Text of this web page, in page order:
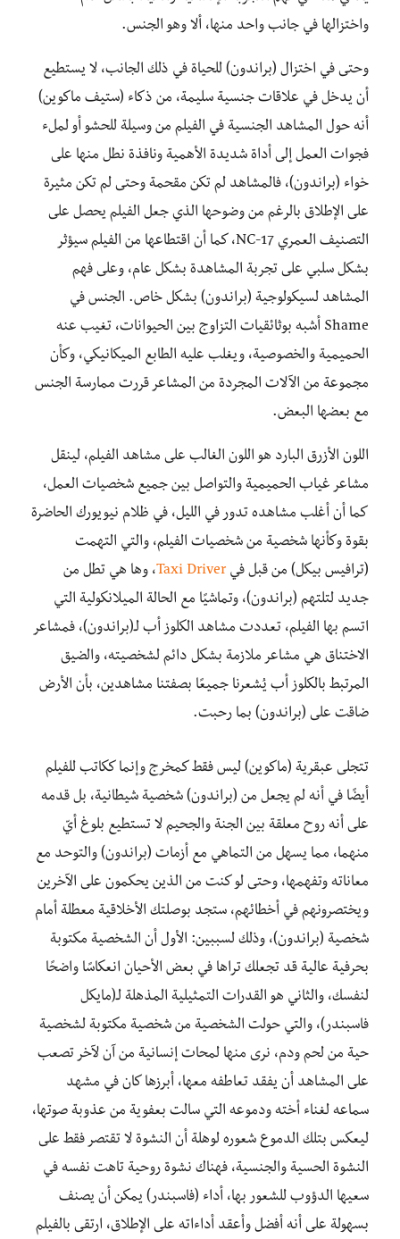
واختزالها في جانب واحد منها، ألا وهو الجنس.
وحتى في اختزال (براندون) للحياة في ذلك الجانب، لا يستطيع
أن يدخل في علاقات جنسية سليمة، من ذكاء (ستيف ماكوين)
أنه حول المشاهد الجنسية في الفيلم من وسيلة للحشو أو لملء
فجوات العمل إلى أداة شديدة الأهمية ونافذة نطل منها على
خواء (براندون)، فالمشاهد لم تكن مقحمة وحتى لم تكن مثيرة
على الإطلاق بالرغم من وضوحها الذي جعل الفيلم يحصل على
التصنيف العمري NC-17، كما أن اقتطاعها من الفيلم سيؤثر
بشكل سلبي على تجربة المشاهدة بشكل عام، وعلى فهم
المشاهد لسيكولوجية (براندون) بشكل خاص. الجنس في
Shame أشبه بوثائقيات التزاوج بين الحيوانات، تغيب عنه
الحميمية والخصوصية، ويغلب عليه الطابع الميكانيكي، وكأن
مجموعة من الآلات المجردة من المشاعر قررت ممارسة الجنس
مع بعضها البعض.
اللون الأزرق البارد هو اللون الغالب على مشاهد الفيلم، لينقل
مشاعر غياب الحميمية والتواصل بين جميع شخصيات العمل،
كما أن أغلب مشاهده تدور في الليل، في ظلام نيويورك الحاضرة
بقوة وكأنها شخصية من شخصيات الفيلم، والتي التهمت
(ترافيس بيكل) من قبل في Taxi Driver، وها هي تطل من
جديد لتلتهم (براندون)، وتماشيًا مع الحالة الميلانكولية التي
اتسم بها الفيلم، تعددت مشاهد الكلوز أب لـ(براندون)، فمشاعر
الاختناق هي مشاعر ملازمة بشكل دائم لشخصيته، والضيق
المرتبط بالكلوز أب يُشعرنا جميعًا بصفتنا مشاهدين، بأن الأرض
ضاقت على (براندون) بما رحبت.
تتجلى عبقرية (ماكوين) ليس فقط كمخرج وإنما ككاتب للفيلم
أيضًا في أنه لم يجعل من (براندون) شخصية شيطانية، بل قدمه
على أنه روح معلقة بين الجنة والجحيم لا تستطيع بلوغ أيّ
منهما، مما يسهل من التماهي مع أزمات (براندون) والتوحد مع
معاناته وتفهمها، وحتى لو كنت من الذين يحكمون على الآخرين
ويختصرونهم في أخطائهم، ستجد بوصلتك الأخلاقية معطلة أمام
شخصية (براندون)، وذلك لسببين: الأول أن الشخصية مكتوبة
بحرفية عالية قد تجعلك تراها في بعض الأحيان انعكاسًا واضحًا
لنفسك، والثاني هو القدرات التمثيلية المذهلة لـ(مايكل
فاسبندر)، والتي حولت الشخصية من شخصية مكتوبة لشخصية
حية من لحم ودم، نرى منها لمحات إنسانية من آن لآخر تصعب
على المشاهد أن يفقد تعاطفه معها، أبرزها كان في مشهد
سماعه لغناء أخته ودموعه التي سالت بعفوية من عذوبة صوتها،
ليعكس بتلك الدموع شعوره لوهلة أن النشوة لا تقتصر فقط على
النشوة الحسية والجنسية، فهناك نشوة روحية تاهت نفسه في
سعيها الدؤوب للشعور بها، أداء (فاسبندر) يمكن أن يصنف
بسهولة على أنه أفضل وأعقد أداءاته على الإطلاق، ارتقى بالفيلم